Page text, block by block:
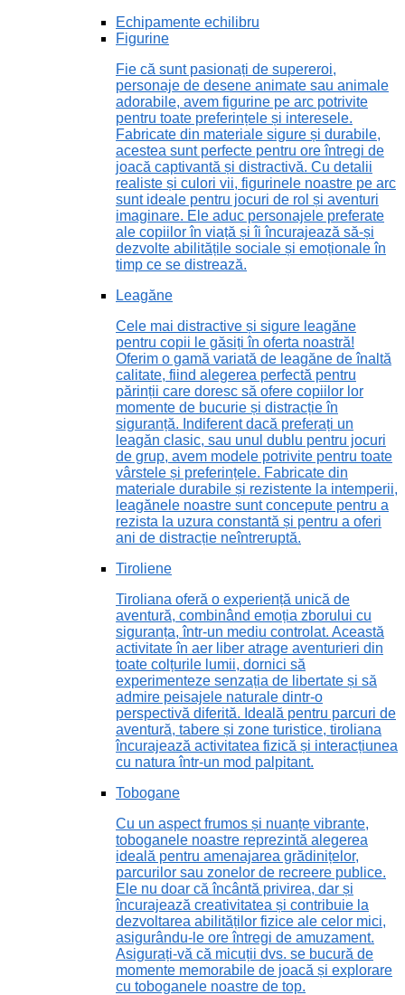
Echipamente echilibru
Figurine
Fie că sunt pasionați de supereroi,
personaje de desene animate sau animale
adorabile, avem figurine pe arc potrivite
pentru toate preferințele și interesele.
Fabricate din materiale sigure și durabile,
acestea sunt perfecte pentru ore întregi de
joacă captivantă și distractivă. Cu detalii
realiste și culori vii, figurinele noastre pe arc
sunt ideale pentru jocuri de rol și aventuri
imaginare. Ele aduc personajele preferate
ale copiilor în viață și îi încurajează să-și
dezvolte abilitățile sociale și emoționale în
timp ce se distrează.
Leagăne
Cele mai distractive și sigure leagăne
pentru copii le găsiți în oferta noastră!
Oferim o gamă variată de leagăne de înaltă
calitate, fiind alegerea perfectă pentru
părinții care doresc să ofere copiilor lor
momente de bucurie și distracție în
siguranță. Indiferent dacă preferați un
leagăn clasic, sau unul dublu pentru jocuri
de grup, avem modele potrivite pentru toate
vârstele și preferințele. Fabricate din
materiale durabile și rezistente la intemperii,
leagănele noastre sunt concepute pentru a
rezista la uzura constantă și pentru a oferi
ani de distracție neîntreruptă.
Tiroliene
Tiroliana oferă o experiență unică de
aventură, combinând emoția zborului cu
siguranța, într-un mediu controlat. Această
activitate în aer liber atrage aventurieri din
toate colțurile lumii, dornici să
experimenteze senzația de libertate și să
admire peisajele naturale dintr-o
perspectivă diferită. Ideală pentru parcuri de
aventură, tabere și zone turistice, tiroliana
încurajează activitatea fizică și interacțiunea
cu natura într-un mod palpitant.
Tobogane
Cu un aspect frumos și nuanțe vibrante,
toboganele noastre reprezintă alegerea
ideală pentru amenajarea grădinițelor,
parcurilor sau zonelor de recreere publice.
Ele nu doar că încântă privirea, dar și
încurajează creativitatea și contribuie la
dezvoltarea abilităților fizice ale celor mici,
asigurându-le ore întregi de amuzament.
Asigurați-vă că micuții dvs. se bucură de
momente memorabile de joacă și explorare
cu toboganele noastre de top.